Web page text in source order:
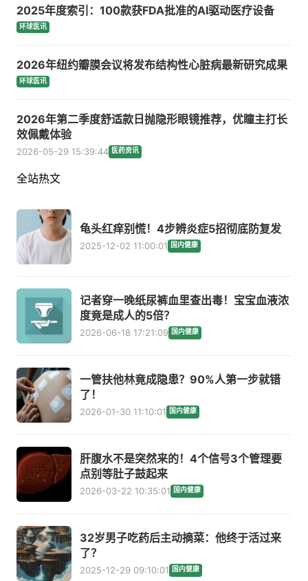
2025年度索引：100款获FDA批准的AI驱动医疗设备
环球医讯
2026年纽约瓣膜会议将发布结构性心脏病最新研究成果
环球医讯
2026年第二季度舒适款日抛隐形眼镜推荐，优瞳主打长
效佩戴体验
2026-05-29 15:39:44 医药资讯
全站热文
龟头红痒别慌！4步辨炎症5招彻底防复发
2025-12-02 11:00:01 国内健康
记者穿一晚纸尿裤血里查出毒！宝宝血液浓
度竟是成人的5倍？
2026-06-18 17:21:09 国内健康
一管扶他林竟成隐患？90%人第一步就错
了！
2026-01-30 11:10:01 国内健康
肝腹水不是突然来的！4个信号3个管理要
点别等肚子鼓起来
2026-03-22 10:35:01 国内健康
32岁男子吃药后主动摘菜：他终于活过来
了？
2025-12-29 09:10:01 国内健康